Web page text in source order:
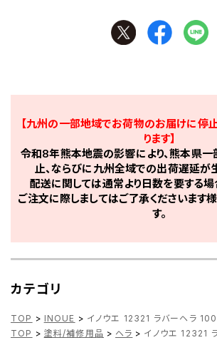
【九州の一部地域でお荷物のお届けに停
ります】
令和8年熊本地震の影響により、熊本県
止、ならびに九州全域での出荷遅延が生
配送に関しては通常より日数を要する場
ご注文に際しましてはご了承くださいます
す。
カテゴリ
TOP > INOUE > イノウエ 12321 ラバーヘラ
TOP > 塗料/補修用品 > ヘラ > イノウエ 12321